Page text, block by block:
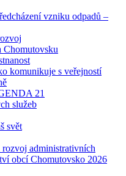
vzniku odpadů –
Chomutovsku
komunikuje s veřejností
21
služeb
svět
rozvoj administrativních
obcí Chomutovsko 2026